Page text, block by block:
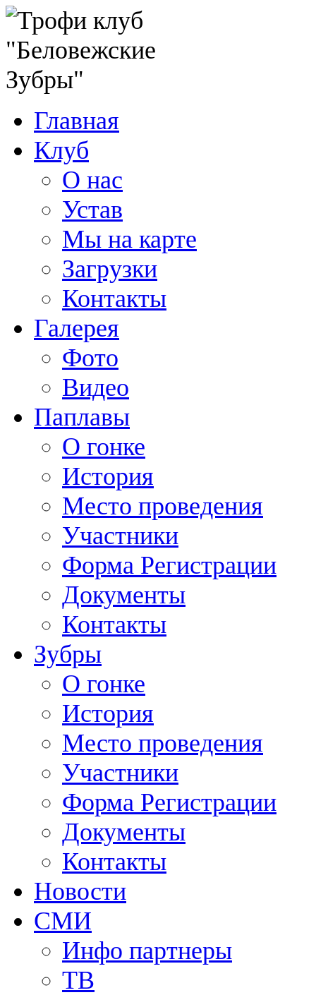
Главная
Клуб
О нас
Устав
Мы на карте
Загрузки
Контакты
Галерея
Фото
Видео
Паплавы
О гонке
История
Место проведения
Участники
Форма Регистрации
Документы
Контакты
Зубры
О гонке
История
Место проведения
Участники
Форма Регистрации
Документы
Контакты
Новости
СМИ
Инфо партнеры
ТВ